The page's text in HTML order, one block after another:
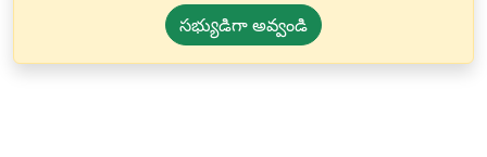
సభ్యుడిగా అవ్వండి